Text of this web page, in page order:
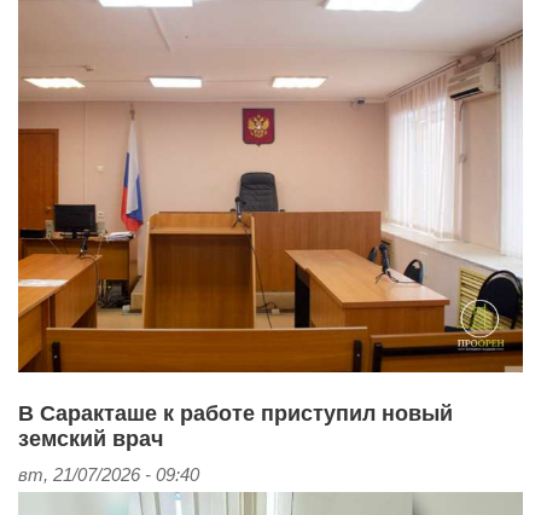
В Саракташе к работе приступил новый
земский врач
вт, 21/07/2026 - 09:40